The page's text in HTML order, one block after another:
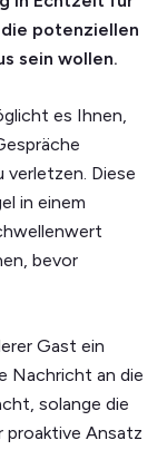
potenziellen
sein wollen.
es Ihnen,
verletzen. Diese
in einem
bevor
Gast ein
Nachricht an die
solange die
proaktive Ansatz